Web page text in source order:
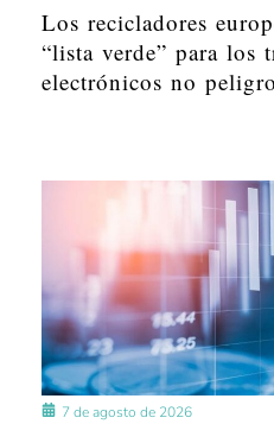
Los recicladores
“lista verde” para los
electrónicos no
7 de agosto de 2026